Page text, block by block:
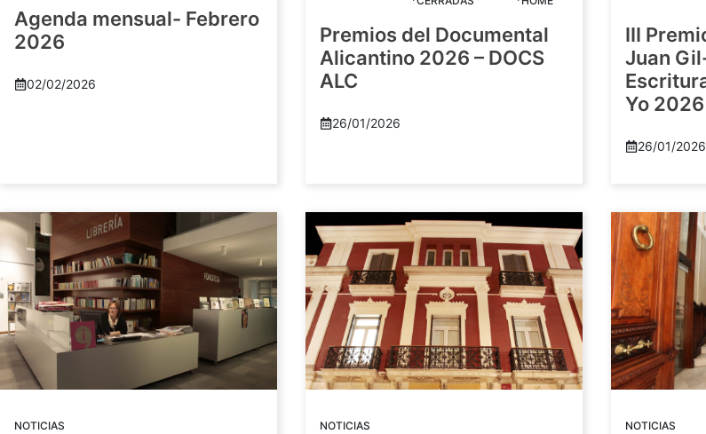
Agenda mensual- Febrero
2026
02/02/2026
Premios del Documental
Alicantino 2026 – DOCS
ALC
26/01/2026
III
Juan
Yo 2026
26/01/2026
NOTICIAS NOTICIAS NOTICIAS